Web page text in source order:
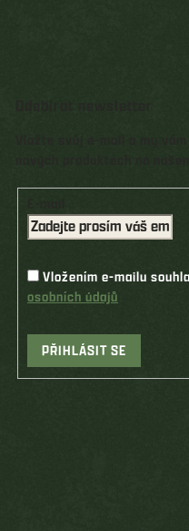
Vložením e-mailu
osobních údajů
PŘIHLÁSIT SE